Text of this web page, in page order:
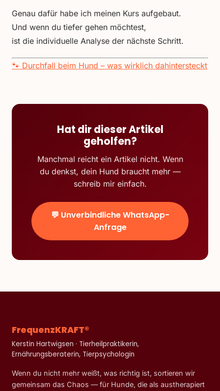
Genau dafür habe ich meinen Kurs aufgebaut.
Und wenn du tiefer gehen möchtest,
ist die individuelle Analyse der nächste Schritt.
🐾 Durchfall beim Hund – was wirklich dahintersteckt
Hat dir dieser Artikel
geholfen?
Manchmal reicht ein Artikel nicht. Wenn
du denkst, dein Hund braucht mehr —
schreib mir einfach.
💬 Unverbindliche WhatsApp-
Anfrage
FrequenzKRAFT®
Kerstin Hartwigsen · Tierheilpraktikerin,
Ernährungsberaterin, Tierpsychologin
Wenn du nicht mehr weißt, was richtig ist, sortieren wir
gemeinsam das Chaos — für Hunde, die als austherapiert